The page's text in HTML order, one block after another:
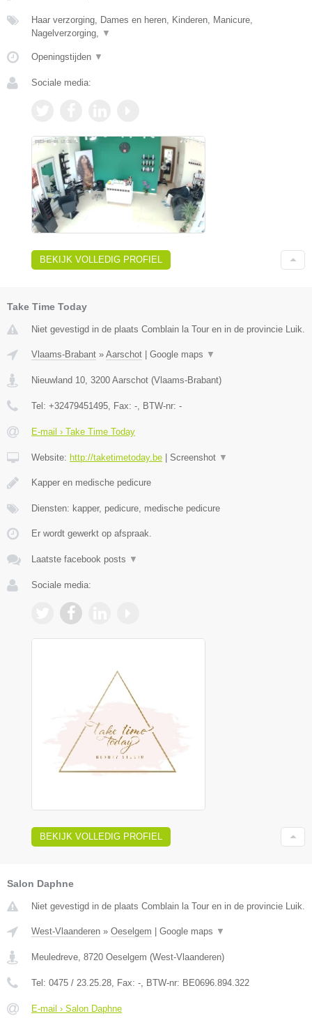
Haar verzorging, Dames en heren, Kinderen, Manicure,
Nagelverzorging,
▼
Openingstijden ▼
Sociale media:
BEKIJK VOLLEDIG PROFIEL
Take Time Today
Niet gevestigd in de plaats Comblain la Tour en in de provincie Luik.
Vlaams-Brabant » Aarschot Google maps ▼
Nieuwland 10, 3200 Aarschot (Vlaams-Brabant)
Tel: +32479451495, Fax: -, BTW-nr: -
E-mail › Take Time Today
Website: http://taketimetoday.be Screenshot ▼
Kapper en medische pedicure
Diensten: kapper, pedicure, medische pedicure
Er wordt gewerkt op afspraak.
Laatste facebook posts ▼
Sociale media:
BEKIJK VOLLEDIG PROFIEL
Salon Daphne
Niet gevestigd in de plaats Comblain la Tour en in de provincie Luik.
West-Vlaanderen » Oeselgem Google maps ▼
Meuledreve, 8720 Oeselgem (West-Vlaanderen)
Tel: 0475 / 23.25.28, Fax: -, BTW-nr: BE0696.894.322
E-mail › Salon Daphne